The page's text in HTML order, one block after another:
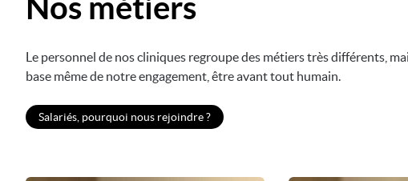
Nos métiers
Le personnel de nos cliniques regroupe des métiers très différents,
base même de notre engagement, être avant tout humain.
Salariés, pourquoi nous rejoindre ?